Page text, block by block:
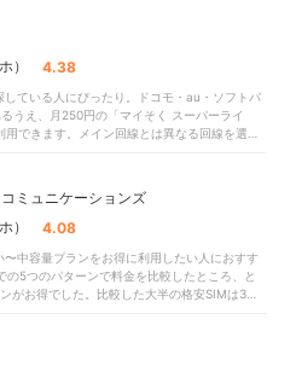
きく下回りました。大手3キャリアと同じ回線を
安定しない可能性があります。まとめると、
いでWAON POINTが貯まる点などはうれしい反
いことがネック。支払い方法はクレジットカ
ランの柔軟性も求めるならpovo、実店舗での契
など、より高評価の格安SIMも検討してみて
な人＞WAON POINTを貯めたい人実店舗で申し
たい人
乗り換えられるか心配な人・スマホの操作が苦
う。IIJmioはドコモ・au回線の一部を間借りし
・東京駅近辺で電波強度をチェックした検証で
ました。場所によってつながらない・圏外に
所で明らかに速度が落ちる」という口コミに違
度にムラがありました。通信速度の検証で
線ともに12～13時に速度が低下。常時安定して
ジットカードだけである点も気になるところ。
たい人には向かないでしょう。比較したなかに
適な通信を維持できた格安SIMも。昼休みに
人は、ほかのサービスもチェックしてくださ
ービスを検討している人＜おすすめできない人
なる人クレジットカード以外で支払いたい人
えるところも多くあり、通信費を抑えたい人に
使うなら5GBプランを契約する必要があるた
ます。比較したサービスの全体の中央値を550
です。実際に都心と郊外の2か所で測定したと
・通勤時間帯は123.8Mbpsでした。au
なので、昼休み時間帯は22.6Mbpsしか出な
動画や音楽も快適に楽しめるでしょう。サポ
い人にもおすすめです。端末の初期設定や電話
ポートしています。希望者には訪問での初期
ホの扱いに慣れていない人も利用しやすいと
す。通信速度にはムラがあるものの、サービ
いなら一度営業所に問い合わせてみるとよいで
を重視する人、J:COMのサービスを利用してい
J:COMサービスを利用している人初期設定な
人＜おすすめできない人＞安定した通信速度
探している人
）
4.38
ている人にぴったり。ドコモ・au・ソフトバ
うえ、月250円の「マイそく スーパーライ
用できます。メイン回線とは異なる回線を選べ
しかったため、サブ回線を検討している人は
MNPワンストップやeSIMに対応しており、乗
はそのままで、契約後すぐ開通できます。
」という口コミは本当でした。格安SIMとし
少ないので事前に最寄りの店舗を確認してくだ
金は固定されており、上限超過で勝手に料金
せん。データ容量がなくなると通信制限時は
つつ、スマホ代を管理しやすい設計が魅力で
わず通信速度が安定している点もメリット。計
な昼休みの時間帯でも通信速度は優秀でした。
ミュニケーションズ
）
4.08
〜中容量プランをお得に利用したい人におすす
の5つのパターンで料金を比較したところ、と
がお得でした。比較した大半の格安SIMは3GB
サービスの中央値値2,090円（※2026年4月時
TikTokなどSNSの通信はカウントされません。